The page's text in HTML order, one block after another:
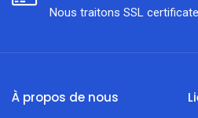
Nous traitons SSL сertificate
À propos de nous